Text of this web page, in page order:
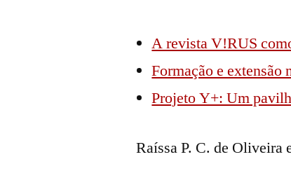
A revista V!RUS
Formação e extensão
Projeto Y+: Um
Raíssa P. C. de Oliveira